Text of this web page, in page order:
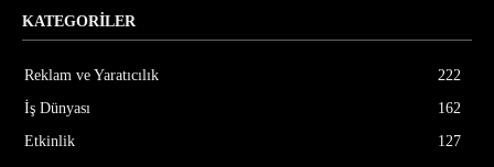
KATEGORİLER
Reklam ve Yaratıcılık
222
İş Dünyası
162
Etkinlik
127